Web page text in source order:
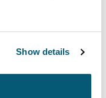
Show details
que brinda